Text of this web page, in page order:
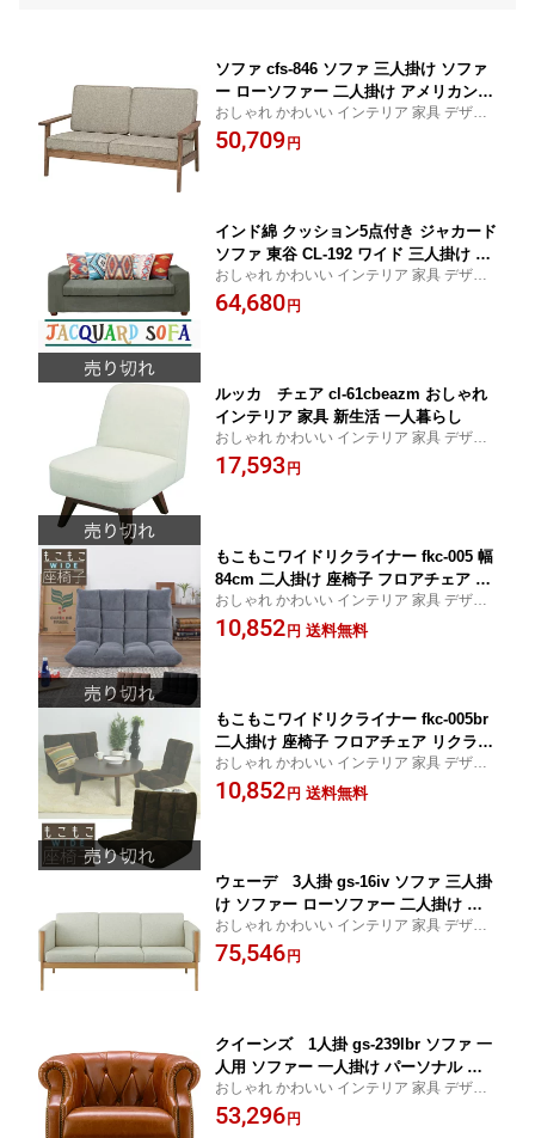
ソファ cfs-846 ソファ 三人掛け ソファ
ー ローソファー 二人掛け アメリカン
北欧 ビンテージ アンティーク レザー
ファブリック おしゃれ インテリア 家具
おしゃれ かわいい インテリア 家具 デザイ
ン デザイナーズ 家具 雑貨 お洒落 ギフト プ
レゼント 東谷 AZUMAYA あづまや 新生活
50,709 円
インド綿 クッション5点付き ジャカード
ソファ 東谷 CL-192 ワイド 三人掛け ソ
ファー ローソファー 二人掛け アジアン
アメリカン 北欧 ビンテージ アンティー
おしゃれ かわいい インテリア 家具 デザイ
ン デザイナーズ 家具 雑貨 お洒落 ギフト プ
レゼント 東谷 AZUMAYA あづまや 新生活
64,680 円
ルッカ チェア cl-61cbeazm おしゃれ
インテリア 家具 新生活 一人暮らし
おしゃれ かわいい インテリア 家具 デザイ
ン デザイナーズ 家具 雑貨 お洒落 ギフト プ
レゼント 東谷 AZUMAYA あづまや 新生活
17,593 円
もこもこワイドリクライナー fkc-005 幅
84cm 二人掛け 座椅子 フロアチェア リ
クライニング 座イス 座いす チェア チ
ェアー ゆったり ハイバック ローソファ
おしゃれ かわいい インテリア 家具 デザイ
ン デザイナーズ 家具 雑貨 お洒落 ギフト プ
レゼント 東谷 AZUMAYA あづまや 新生活
10,852 円 送料無料
もこもこワイドリクライナー fkc-005br
二人掛け 座椅子 フロアチェア リクライ
ニング 座イス 座いす チェア チェアー
ゆったり ハイバック ローソファー 一人
おしゃれ かわいい インテリア 家具 デザイ
ン デザイナーズ 家具 雑貨 お洒落 ギフト プ
レゼント 東谷 AZUMAYA あづまや 新生活
10,852 円 送料無料
ウェーデ 3人掛 gs-16iv ソファ 三人掛
け ソファー ローソファー 二人掛け ア
メリカン 北欧 ビンテージ アンティーク
レザー ファブリック おしゃれ インテリ
おしゃれ かわいい インテリア 家具 デザイ
ン デザイナーズ 家具 雑貨 お洒落 ギフト プ
レゼント 東谷 AZUMAYA あづまや 新生活
75,546 円
クイーンズ 1人掛 gs-239lbr ソファ 一
人用 ソファー 一人掛け パーソナル チ
ェア イス 椅子 いす チェアー フロア リ
ビング アメリカン 北欧 ビンテージ ア
おしゃれ かわいい インテリア 家具 デザイ
ン デザイナーズ 家具 雑貨 お洒落 ギフト プ
レゼント 東谷 AZUMAYA あづまや 新生活
53,296 円